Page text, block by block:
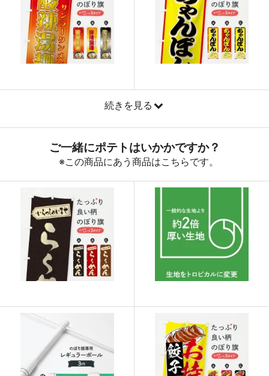
31 901 27931
32 899 28768
33 897 29601
893
888 32856
887 33706
34515
40 883 35320
41 880 36080
42 878 36876
43 876 37668
39330
873 40158
47 40984
続きを見る